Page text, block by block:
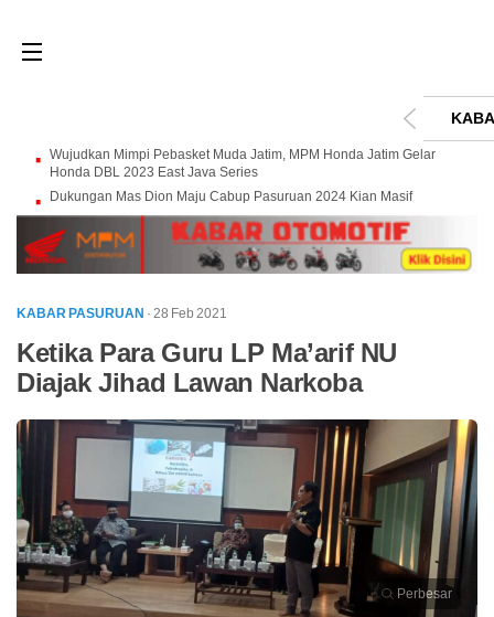
Wujudkan Mimpi Pebasket Muda Jatim, MPM Honda Jatim Gelar
Honda DBL 2023 East Java Series
Dukungan Mas Dion Maju Cabup Pasuruan 2024 Kian Masif
KABAR PASURUAN · 28 Feb 2021
Ketika Para Guru LP Ma’arif NU
Diajak Jihad Lawan Narkoba
Perbesar